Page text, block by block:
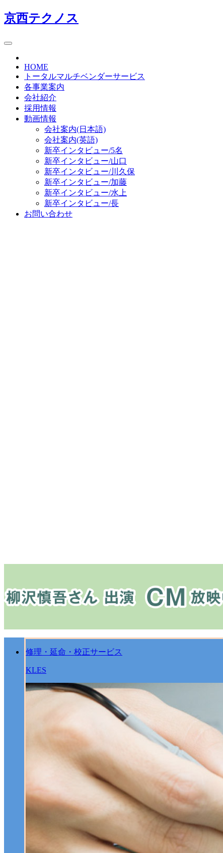
京西テクノス
HOME
トータルマルチベンダーサービス
各事業案内
会社紹介
採用情報
動画情報
会社案内(日本語)
会社案内(英語)
新卒インタビュー/5名
新卒インタビュー/山口
新卒インタビュー/川久保
新卒インタビュー/加藤
新卒インタビュー/水上
新卒インタビュー/長
お問い合わせ
修理・延命・校正サービス
KLES